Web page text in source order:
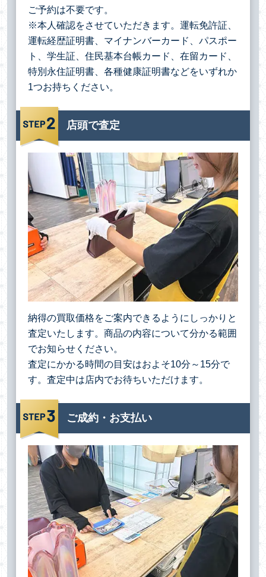
ご予約は不要です。
※本人確認をさせていただきます。運転免許証、
運転経歴証明書、マイナンバーカード、パスポー
ト、学生証、住民基本台帳カード、在留カード、
特別永住証明書、各種健康証明書などをいずれか
1つお持ちください。
店頭で査定
納得の買取価格をご案内できるようにしっかりと
査定いたします。商品の内容について分かる範囲
でお知らせください。
査定にかかる時間の目安はおよそ10分～15分で
す。査定中は店内でお待ちいただけます。
ご成約・お支払い